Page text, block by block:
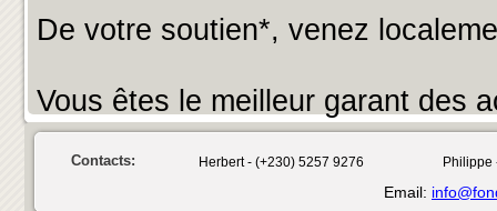
De votre soutien*, venez
Vous êtes le meilleur garant des
De votre regard sur place vous
Email:
Philippe
Herbert - (+230) 5257 9276
Contacts: